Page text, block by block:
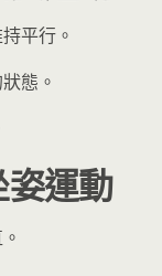
平行。
態。
姿運動